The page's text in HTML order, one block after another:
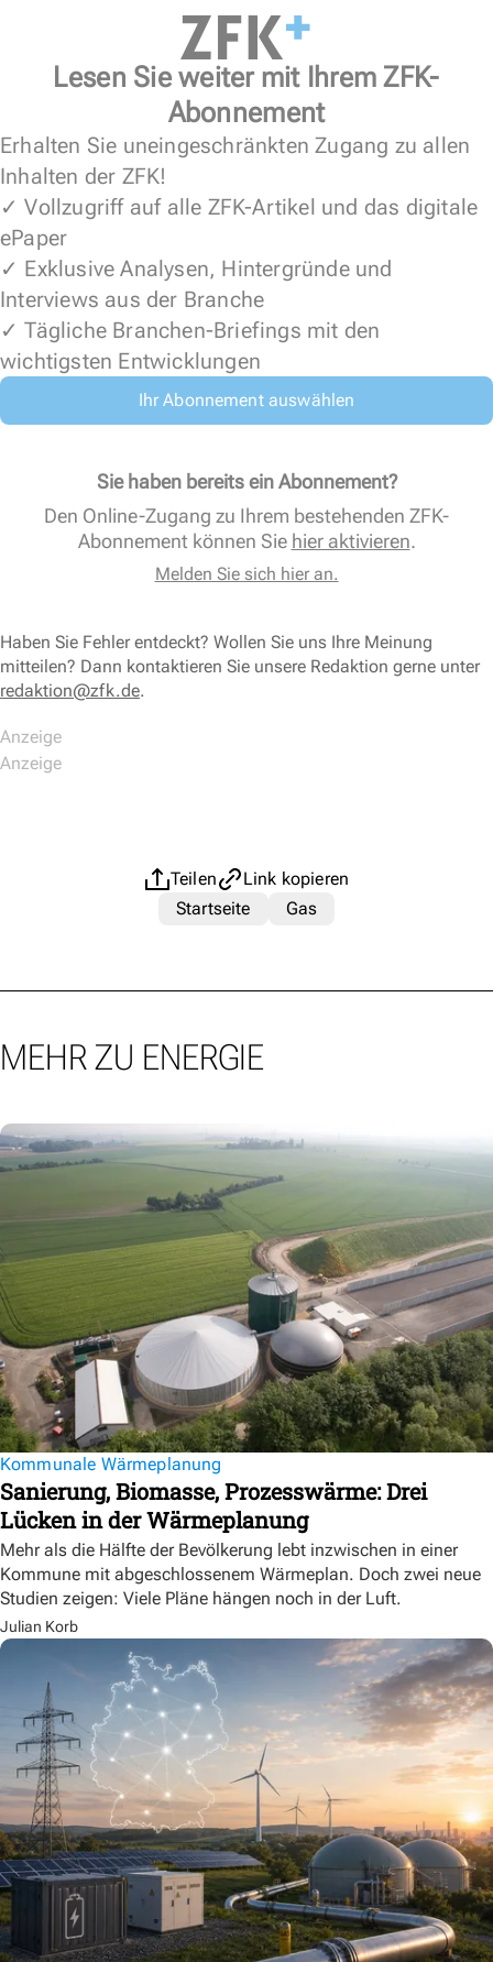
Lesen Sie weiter mit Ihrem ZFK-
Abonnement
Erhalten Sie uneingeschränkten Zugang zu allen
Inhalten der ZFK!
✓ Vollzugriff auf alle ZFK-Artikel und das digitale
ePaper
✓ Exklusive Analysen, Hintergründe und
Interviews aus der Branche
✓ Tägliche Branchen-Briefings mit den
wichtigsten Entwicklungen
Ihr Abonnement auswählen
Sie haben bereits ein Abonnement?
Den Online-Zugang zu Ihrem bestehenden ZFK-
Abonnement können Sie hier aktivieren.
Melden Sie sich hier an.
Haben Sie Fehler entdeckt? Wollen Sie uns Ihre Meinung
mitteilen? Dann kontaktieren Sie unsere Redaktion gerne unter
redaktion@zfk.de.
Teilen
Link kopieren
Startseite
Gas
MEHR ZU ENERGIE
Kommunale Wärmeplanung
Sanierung, Biomasse, Prozesswärme: Drei
Lücken in der Wärmeplanung
Mehr als die Hälfte der Bevölkerung lebt inzwischen in einer
Kommune mit abgeschlossenem Wärmeplan. Doch zwei neue
Studien zeigen: Viele Pläne hängen noch in der Luft.
Julian Korb